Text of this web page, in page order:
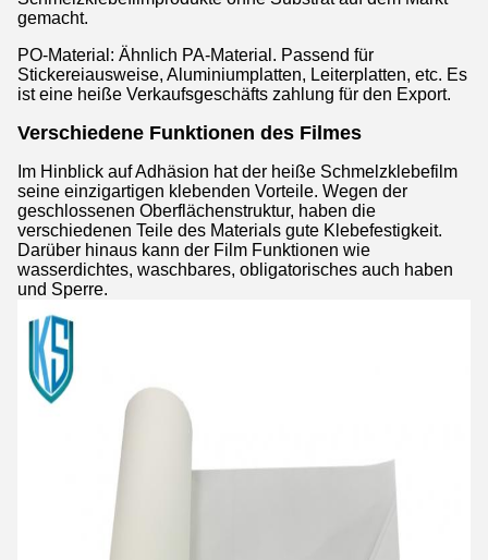
gemacht.
PO-Material: Ähnlich PA-Material. Passend für
Stickereiausweise, Aluminiumplatten, Leiterplatten, etc. Es
ist eine heiße Verkaufsgeschäfts zahlung für den Export.
Verschiedene Funktionen des Filmes
Im Hinblick auf Adhäsion hat der heiße Schmelzklebefilm
seine einzigartigen klebenden Vorteile. Wegen der
geschlossenen Oberflächenstruktur, haben die
verschiedenen Teile des Materials gute Klebefestigkeit.
Darüber hinaus kann der Film Funktionen wie
wasserdichtes, waschbares, obligatorisches auch haben
und Sperre.